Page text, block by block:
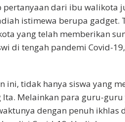
pertanyaan dari ibu walikota
istimewa berupa gadget.
yang telah memberikan
di tengah pandemi Covid-
ini, tidak hanya siswa yang
Melainkan para guru-guru
dengan penuh ikhlas